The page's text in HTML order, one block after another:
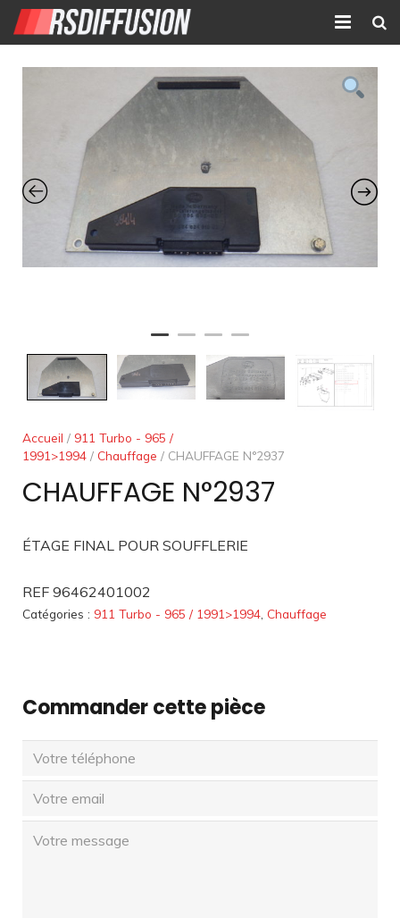
Accueil
Nouvelles annonces
Annonces prolongées
Atelier mécanique
Contact
Accueil / 911 Turbo - 965 /
1991>1994 / Chauffage / CHAUFFAGE N°2937
CHAUFFAGE N°2937
ÉTAGE FINAL POUR SOUFFLERIE
REF 96462401002
Catégories : 911 Turbo - 965 / 1991>1994, Chauffage
Commander cette pièce